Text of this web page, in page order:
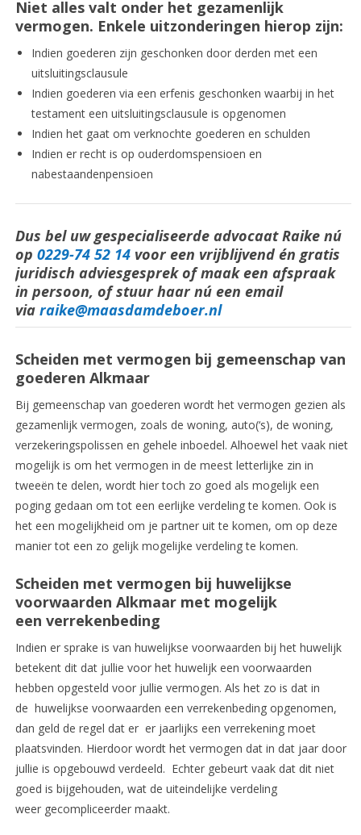
Niet alles valt onder het gezamenlijk
vermogen. Enkele uitzonderingen hierop zijn:
Indien goederen zijn geschonken door derden met een
uitsluitingsclausule
Indien goederen via een erfenis geschonken waarbij in het
testament een uitsluitingsclausule is opgenomen
Indien het gaat om verknochte goederen en schulden
Indien er recht is op ouderdomspensioen en
nabestaandenpensioen
Dus bel uw gespecialiseerde advocaat Raike nú
op 0229-74 52 14 voor een vrijblijvend én gratis
juridisch adviesgesprek of maak een afspraak
in persoon, of stuur haar nú een email
via raike@maasdamdeboer.nl
Scheiden met vermogen bij gemeenschap van
goederen Alkmaar
Bij gemeenschap van goederen wordt het vermogen gezien als
gezamenlijk vermogen, zoals de woning, auto(‘s), de woning,
verzekeringspolissen en gehele inboedel. Alhoewel het vaak niet
mogelijk is om het vermogen in de meest letterlijke zin in
tweeën te delen, wordt hier toch zo goed als mogelijk een
poging gedaan om tot een eerlijke verdeling te komen. Ook is
het een mogelijkheid om je partner uit te komen, om op deze
manier tot een zo gelijk mogelijke verdeling te komen.
Scheiden met vermogen bij huwelijkse
voorwaarden Alkmaar met mogelijk
een verrekenbeding
Indien er sprake is van huwelijkse voorwaarden bij het huwelijk
betekent dit dat jullie voor het huwelijk een voorwaarden
hebben opgesteld voor jullie vermogen. Als het zo is dat in
de huwelijkse voorwaarden een verrekenbeding opgenomen,
dan geld de regel dat er er jaarlijks een verrekening moet
plaatsvinden. Hierdoor wordt het vermogen dat in dat jaar door
jullie is opgebouwd verdeeld. Echter gebeurt vaak dat dit niet
goed is bijgehouden, wat de uiteindelijke verdeling
weer gecompliceerder maakt.